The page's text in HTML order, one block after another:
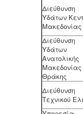
Διεύθυνση
Υδάτων
Μακεδονίας
Διεύθυνση
Υδάτων
Ανατολικής
Μακεδονίας
Θράκης
Διεύθυνση
Τεχνικού